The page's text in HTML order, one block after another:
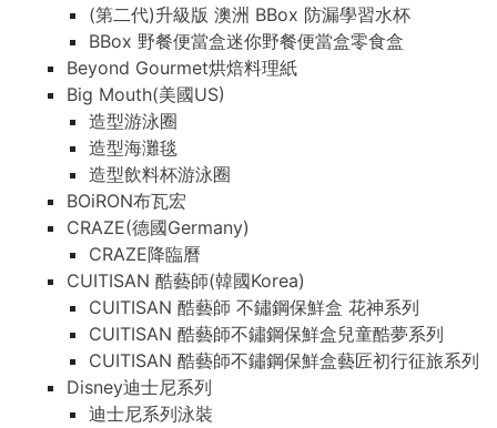
(第二代)升級版 澳洲 BBox 防漏學習水杯
BBox 野餐便當盒迷你野餐便當盒零食盒
Beyond Gourmet烘焙料理紙
Big Mouth(美國US)
造型游泳圈
造型海灘毯
造型飲料杯游泳圈
BOiRON布瓦宏
CRAZE(德國Germany)
CRAZE降臨曆
CUITISAN 酷藝師(韓國Korea)
CUITISAN 酷藝師 不鏽鋼保鮮盒 花神系列
CUITISAN 酷藝師不鏽鋼保鮮盒兒童酷夢系列
CUITISAN 酷藝師不鏽鋼保鮮盒藝匠初行征旅系列
Disney迪士尼系列
迪士尼系列泳裝